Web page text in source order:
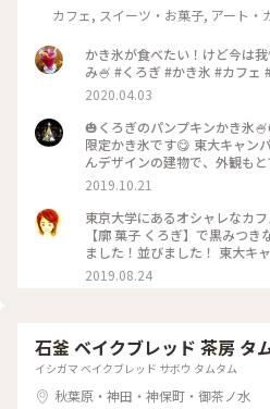
カフェ, スイーツ・お菓子, アート・
かき氷が食べたい！けど今は
み🍧 #くろぎ #かき氷 #カフェ
2020.04.03
🎃くろぎのパンプキンかき氷
限定かき氷です😋 東大キャン
んデザインの建物で、外観も
す。 テラス席は屋根があるの
い時に伺いましたが、テラス
ながらかき氷を頂くというな
氷はふわふわ、かぼちゃのソ
まん中にはあんこが入ってい
かき氷 #抹茶 #秋スイーツ #かぼちゃ #ス
2019.10.21
東京大学にあるオシャレなカ
【廓 菓子 くろぎ】で黒みつ
ました！並びました！ 東大キ
ぎ♪ 芸術的な作りの建物は、
によはもの！ ＊ 氷の上のクリ
ほど早くてびっくりでした！
東京大学 #和カフェ #カフェ #
2019.08.24
石釜 ベイクブレッド 茶房 タ
イシガマ ベイクブレッド サボウ タムタム
秋葉原・神田・神保町・御茶ノ水